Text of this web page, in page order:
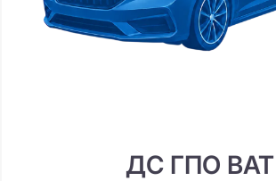
ДС ГПО ВАТ